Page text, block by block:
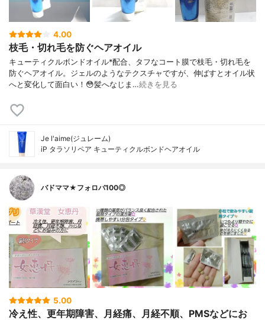
4.00
枝毛・切れ毛を防ぐヘアオイル
キューティクルボンドオイル*配合、タフなコート膜で枝毛・切れ毛を
防ぐヘアオイル。ジェルのようなテクスチャですが、伸ばすとオイル状
へと変化して面白い！😳髪へなじま…続きを見る
Je l'aime(ジュレーム)
iP タラソリペア キューティクルボンドヘアオイル
バドママ★フォロバ100◎
5.00
冷え性、更年期障害、月経痛、月経不順、PMSなどにお